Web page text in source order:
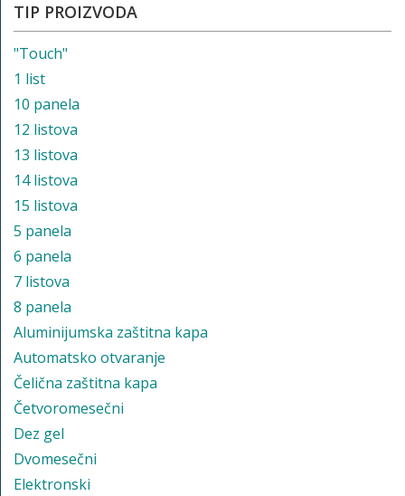
TIP PROIZVODA
"Touch"
1 list
10 panela
12 listova
13 listova
14 listova
15 listova
5 panela
6 panela
7 listova
8 panela
Aluminijumska zaštitna kapa
Automatsko otvaranje
Čelična zaštitna kapa
Četvoromesečni
Dez gel
Dvomesečni
Elektronski